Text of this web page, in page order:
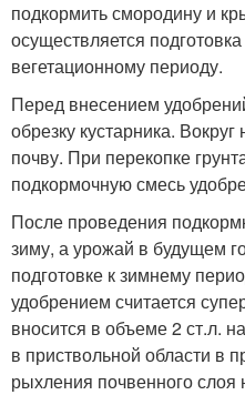
подкормить смородину и
осуществляется
вегетационному периоду.
Перед внесением
обрезку кустарника.
почву. При перекопке
подкормочную смесь
После проведения
зиму, а урожай в будущем
подготовке к зимнему
удобрением считается
вносится в объеме 2 ст.л.
в приствольной области в
рыхления почвенного слоя